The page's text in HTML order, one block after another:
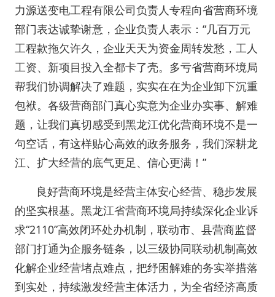
力源送变电工程有限公司负责人专程向省营商环境
部门表达诚挚谢意，企业负责人表示：“几百万元
工程款拖欠许久，企业天天为资金周转发愁，工人
工资、新项目投入全都卡了壳。多亏省营商环境局
帮我们协调解决了难题，实实在在为企业卸下沉重
包袱。各级营商部门真心实意为企业办实事、解难
题，让我们真切感受到黑龙江优化营商环境不是一
句空话，有这样贴心高效的政务服务，我们深耕龙
江、扩大经营的底气更足、信心更满！”
良好营商环境是经营主体安心经营、稳步发展
的坚实根基。黑龙江省营商环境局持续深化企业诉
求“2110”高效闭环处办机制，联动市、县营商监督
部门打通为企服务链条，以三级协同联动机制高效
化解企业经营堵点难点，把纾困解难的务实举措落
到实处，持续激发经营主体活力，为全省经济高质